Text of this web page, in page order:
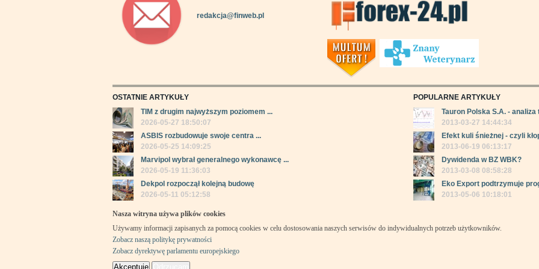
redakcja@finweb.pl
OSTATNIE ARTYKUŁY
TIM z drugim najwyższym poziomem ...
2026-05-27 18:50:07
ASBIS rozbudowuje swoje centra ...
2026-05-25 14:09:25
Marvipol wybrał generalnego wykonawcę ...
2026-05-19 11:36:03
Dekpol rozpoczął kolejną budowę
2026-05-11 05:12:58
POPULARNE ARTYKUŁY
Tauron Polska S.A. - analiza
2013-03-27 14:44:34
Efekt kuli śnieżnej - czyli
2013-06-19 06:13:17
Dywidenda w BZ WBK?
2013-03-08 08:58:28
Eko Export podtrzymuje
2013-05-06 10:18:01
Nasza witryna używa plików cookies
Używamy informacji zapisanych za pomocą cookies w celu dostosowania naszych serwisów do indywidualnych potrzeb użytkowników.
Zobacz naszą politykę prywatności
Zobacz dyrektywę parlamentu europejskiego
Akceptuję